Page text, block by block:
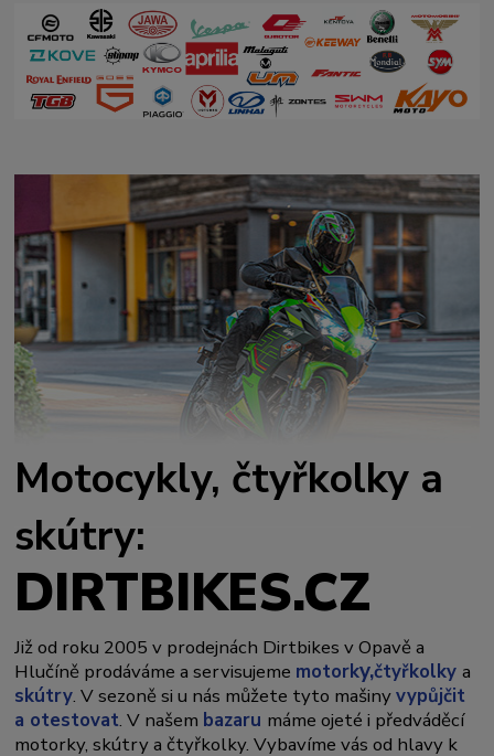
Motocykly, čtyřkolky a
skútry:
DIRTBIKES.CZ
Již od roku 2005 v prodejnách Dirtbikes v Opavě a
Hlučíně prodáváme a servisujeme motorky,čtyřkolkya
skútry. V sezoně si u nás můžete tyto mašinyvypůjčit
a otestovat. V našem bazaru máme ojeté i předváděcí
motorky, skútry a čtyřkolky. Vybavíme vás od hlavy k